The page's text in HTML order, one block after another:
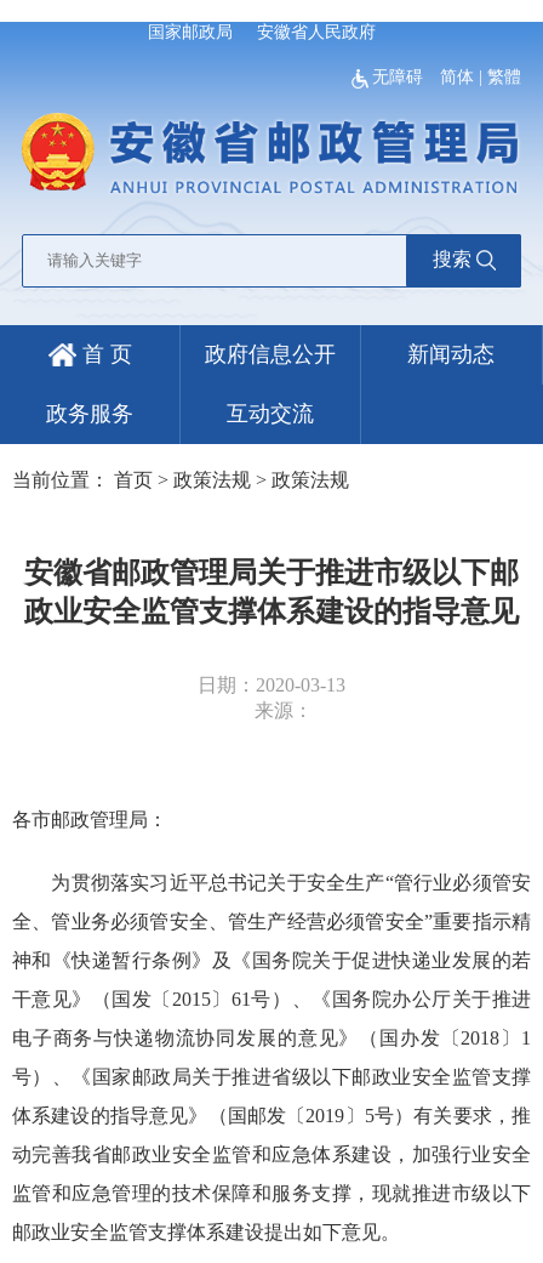
国家邮政局 安徽省人民政府
无障碍 简体 |繁體
搜索
首 页 政府信息公开 新闻动态
政务服务 互动交流
当前位置： 首页 > 政策法规 > 政策法规
安徽省邮政管理局关于推进市级以下邮
政业安全监管支撑体系建设的指导意见
日期：2020-03-13
来源：
各市邮政管理局：
为贯彻落实习近平总书记关于安全生产“管行业必须管安
全、管业务必须管安全、管生产经营必须管安全”重要指示精
神和《快递暂行条例》及《国务院关于促进快递业发展的若
干意见》（国发〔2015〕61号）、《国务院办公厅关于推进
电子商务与快递物流协同发展的意见》（国办发〔2018〕1
号）、《国家邮政局关于推进省级以下邮政业安全监管支撑
体系建设的指导意见》（国邮发〔2019〕5号）有关要求，推
动完善我省邮政业安全监管和应急体系建设，加强行业安全
监管和应急管理的技术保障和服务支撑，现就推进市级以下
邮政业安全监管支撑体系建设提出如下意见。